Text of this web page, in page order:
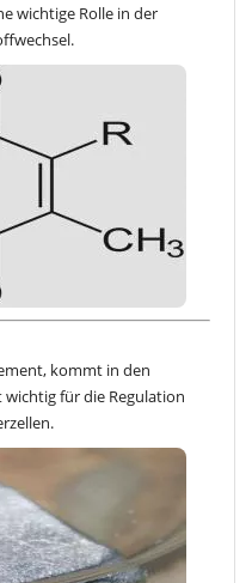
wichtige Rolle in der
kommt in den
für die Regulation